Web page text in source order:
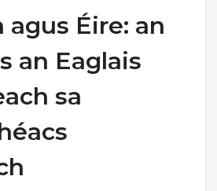
agus Éire: an
an Eaglais
sa